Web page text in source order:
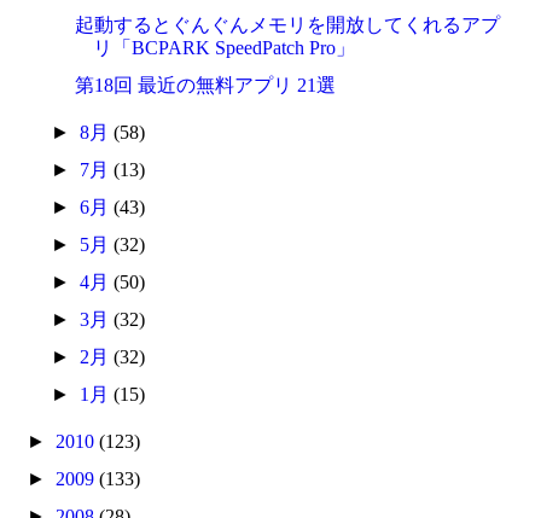
起動するとぐんぐんメモリを開放してくれるアプ
リ「BCPARK SpeedPatch Pro」
第18回 最近の無料アプリ 21選
► 8月 (58)
► 7月 (13)
► 6月 (43)
► 5月 (32)
► 4月 (50)
► 3月 (32)
► 2月 (32)
► 1月 (15)
► 2010(123)
► 2009(133)